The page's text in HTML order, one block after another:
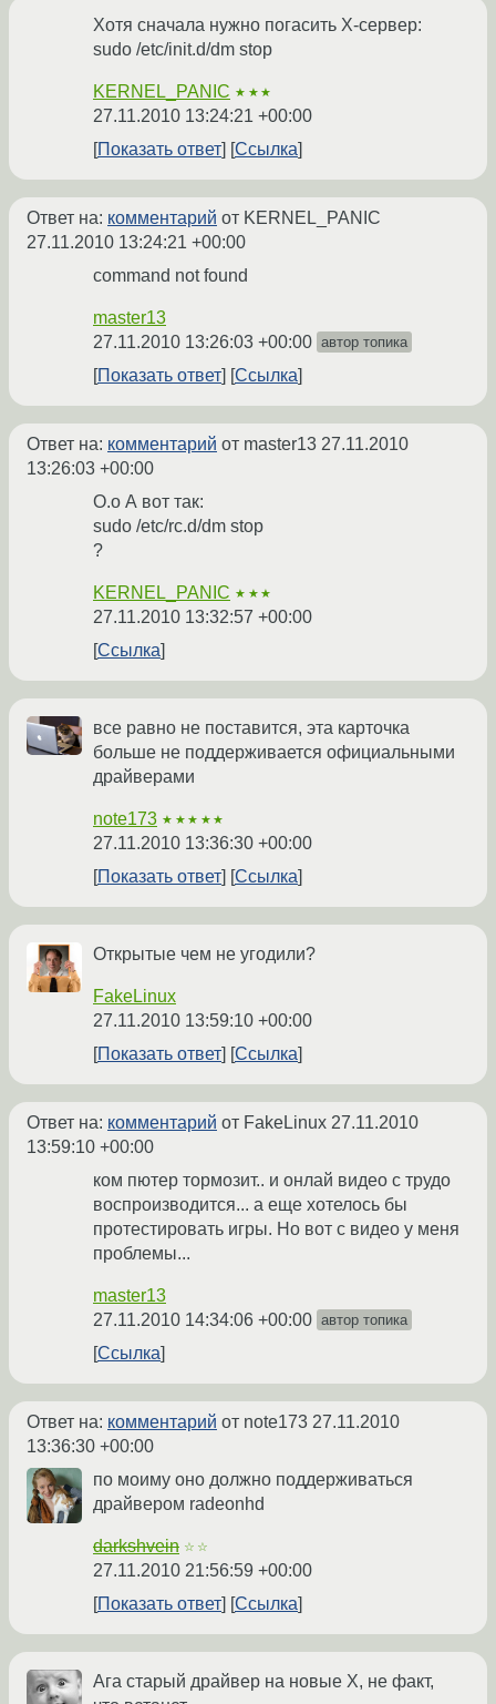
Хотя сначала нужно погасить Х-сервер:
sudo /etc/init.d/dm stop
KERNEL_PANIC ★★★
27.11.2010 13:24:21 +00:00
Показать ответ
Ссылка
Ответ на: комментарий от KERNEL_PANIC
27.11.2010 13:24:21 +00:00
command not found
master13
27.11.2010 13:26:03 +00:00 автор топика
Показать ответ Ссылка
Ответ на: комментарий от master13 27.11.2010
13:26:03 +00:00
О.о А вот так:
sudo /etc/rc.d/dm stop
?
KERNEL_PANIC ★★★
27.11.2010 13:32:57 +00:00
Ссылка
все равно не поставится, эта карточка
больше не поддерживается официальными
драйверами
note173 ★★★★★
27.11.2010 13:36:30 +00:00
Показать ответ
Ссылка
Открытые чем не угодили?
FakeLinux
27.11.2010 13:59:10 +00:00
Показать ответ
Ссылка
Ответ на: комментарий от FakeLinux 27.11.2010
13:59:10 +00:00
ком пютер тормозит.. и онлай видео с трудо
воспроизводится... а еще хотелось бы
протестировать игры. Но вот с видео у меня
проблемы...
master13
27.11.2010 14:34:06 +00:00 автор топика
Ссылка
Ответ на: комментарий от note173 27.11.2010
13:36:30 +00:00
по моиму оно должно поддерживаться
драйвером radeonhd
darkshvein ☆☆
27.11.2010 21:56:59 +00:00
Показать ответ
Ссылка
Ага старый драйвер на новые Х, не факт,